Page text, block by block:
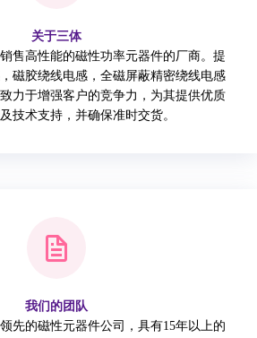
关于三体
售高性能的磁性功率元器件的厂商。提
磁胶绕线电感，全磁屏蔽精密绕线电感
力于增强客户的竞争力，为其提供优质
技术支持，并确保准时交货。
我们的团队
先的磁性元器件公司，具有15年以上的